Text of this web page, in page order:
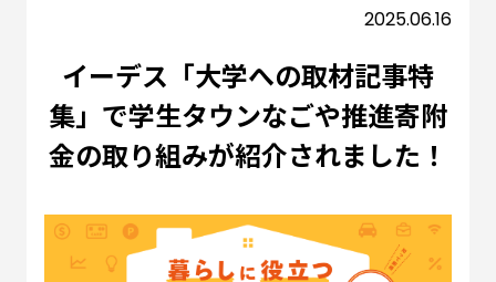
2025.06.16
イーデス「大学への取材記事特
集」で学生タウンなごや推進寄附
金の取り組みが紹介されました！